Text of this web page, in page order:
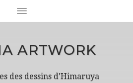
ARTWORK
des dessins d'Himaruya